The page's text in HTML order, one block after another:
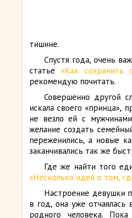
тишине.
Спустя года, очень
статье«Как сохранить
рекомендую почитать.
Совершенно другой
искала своего «принца»,
не везло ей с
желание создать
переженились, а новые
заканчивались так же
Где же найти того
«Несколько идей о том,
Настроение девушки
в год, она уже отчаялась
родного человека.